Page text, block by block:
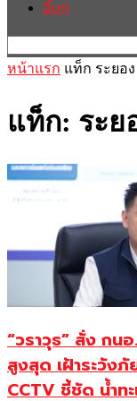
อื่นๆ
หน้าแรก แท็ก ระยอง
แท็ก: ระย
“วราวุธ” สั่ง กน
สูงสุด เฝ้าระวัง
CCTV ชี้ชัด น้ำท